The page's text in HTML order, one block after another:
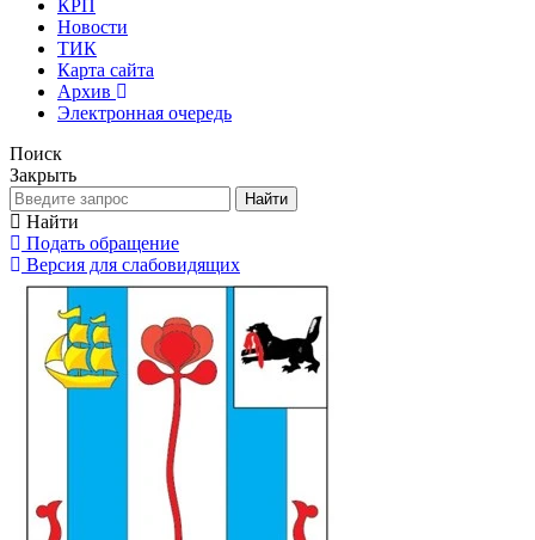
КРП
Новости
ТИК
Карта сайта
Архив
Электронная очередь
Поиск
Закрыть
Найти
Найти
Подать обращение
Версия для слабовидящих